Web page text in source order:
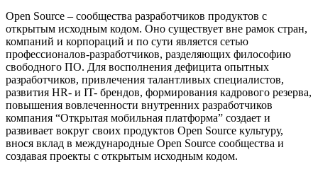
Open Source – сообщества разработчиков продуктов с
открытым исходным кодом. Оно существует вне рамок стран,
компаний и корпораций и по сути является сетью
профессионалов-разработчиков, разделяющих философию
свободного ПО. Для восполнения дефицита опытных
разработчиков, привлечения талантливых специалистов,
развития HR- и IT- брендов, формирования кадрового резерва,
повышения вовлеченности внутренних разработчиков
компания “Открытая мобильная платформа” создает и
развивает вокруг своих продуктов Open Source культуру,
внося вклад в международные Open Source сообщества и
создавая проекты с открытым исходным кодом.